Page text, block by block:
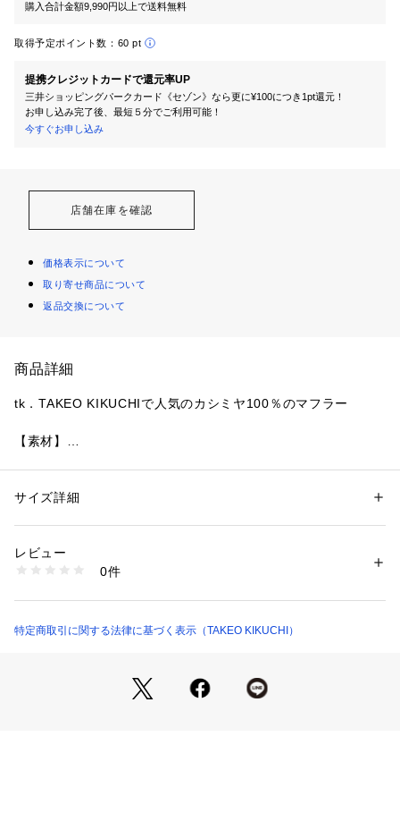
購入合計金額9,990円以上で送料無料
取得予定ポイント数： 60 pt
提携クレジットカードで還元率UP
三井ショッピングパークカード《セゾン》なら更に¥100につき1pt還元！
お申し込み完了後、最短５分でご利用可能！
今すぐお申し込み
店舗在庫を確認
価格表示について
取り寄せ商品について
返品交換について
商品詳細
tk．TAKEO KIKUCHIで人気のカシミヤ100％のマフラー
【素材】
空気を含んだふっくらとした柔らかな質感が、首元を暖かく包
裏面のカラーが異なるためリバーシブルで表情が変わります。
シンプルなデザインのため、カジュアルだけでなくビジネスシ
性別：メンズ
素材：カシミヤ100％
商品番号：
979-04203 （ショップ）
サイズ詳細
レビュー
0件
特定商取引に関する法律に基づく表示（TAKEO KIKUCHI）